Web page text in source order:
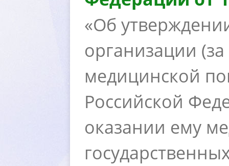
«Об
организации
медицинской
Российской
оказании ему